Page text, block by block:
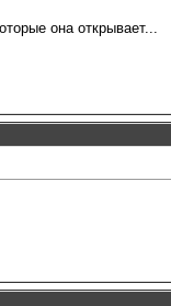
она открывает...